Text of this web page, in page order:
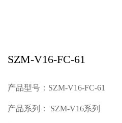
SZM-V16-FC-61
产品型号：SZM-V16-FC-61
产品系列： SZM-V16系列